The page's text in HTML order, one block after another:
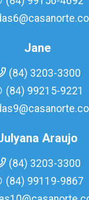
Jane
(84) 3203-3300
(84) 99215-9221
Araujo
(84) 3203-3300
(84) 99119-9867